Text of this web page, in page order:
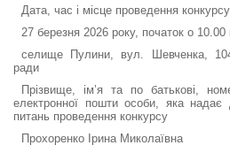
Дата, час і місце проведення конкурсу
27 березня 2026 року, початок о 10.00
селище Пулини, вул. Шевченка,
ради
Прізвище, ім’я та по батькові,
електронної пошти особи, яка надає
питань проведення конкурсу
Прохоренко Ірина Миколаївна